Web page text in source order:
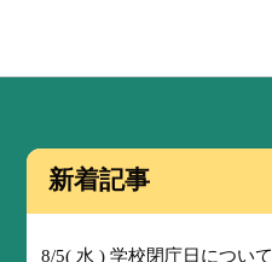
新着記事
8/5( 水 ) 学校閉庁日について